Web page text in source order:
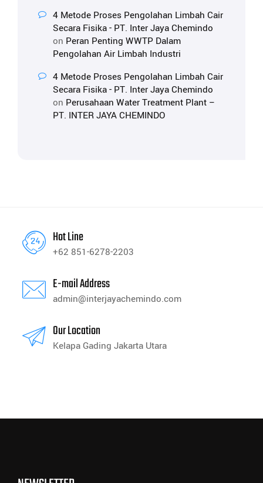
4 Metode Proses Pengolahan Limbah Cair
Secara Fisika - PT. Inter Jaya Chemindo
on Peran Penting WWTP Dalam
Pengolahan Air Limbah Industri
4 Metode Proses Pengolahan Limbah Cair
Secara Fisika - PT. Inter Jaya Chemindo
on Perusahaan Water Treatment Plant –
PT. INTER JAYA CHEMINDO
Hot Line
+62 851-6278-2203
E-mail Address
admin@interjayachemindo.com
Our Location
Kelapa Gading Jakarta Utara